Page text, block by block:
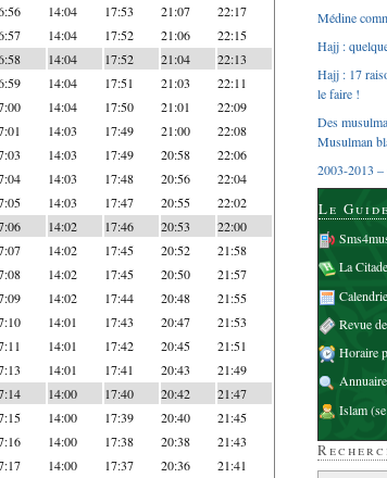
14:04 17:53 21:07 22:17
14:04 17:52 21:06 22:15
14:04 17:52 21:04 22:13
14:04 17:51 21:03 22:11
14:04 17:50 21:01 22:09
14:03 17:49 21:00 22:08
14:03 17:49 20:58 22:06
14:03 17:48 20:56 22:04
14:03 17:47 20:55 22:02
14:02 17:46 20:53 22:00
14:02 17:45 20:52 21:58
14:02 17:45 20:50 21:57
14:02 17:44 20:48 21:55
14:01 17:43 20:47 21:53
14:01 17:42 20:45 21:51
14:01 17:41 20:43 21:49
14:00 17:40 20:42 21:47
14:00 17:39 20:40 21:45
14:00 17:38 20:38 21:43
14:00 17:37 20:36 21:41
Médine
Hajj :
Hajj : 17
le faire !
Des
Musulman
2003-2013 –
Le
La
Revue
Horaire
Islam